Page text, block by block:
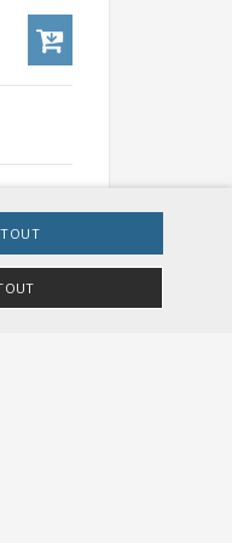
TOUT